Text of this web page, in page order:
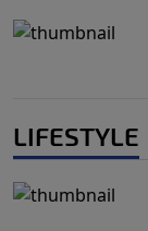
LIFESTYLE